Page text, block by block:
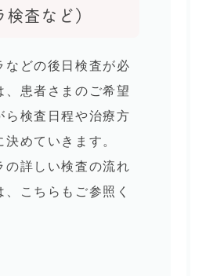
検査など）
などの後日検査が必
、患者さまのご希望
ら検査日程や治療方
決めていきます。
の詳しい検査の流れ
、こちらもご参照く